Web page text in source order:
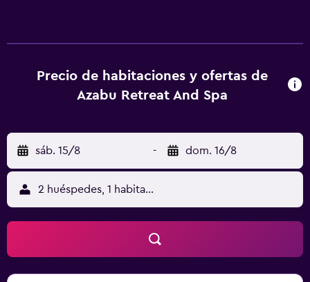
faciales. Si quieres divertirte, aquí tienes una piscina al aire
libre y una bañera de hidromasaje, entre muchas otras
chimenea y asistencia turística y para la compra de
entradas. Serivicos de negocios y otros Tendrás resguardo
de equipaje y café o té en las áreas comunes a tu
disposición. Hay un estacionamiento gratis disponible.
Ubicación del establecimiento Con una conveniente
ubicación en Skinners Shoot, Azabu Boutique
Accommodation Byron Bay se encuentra a 15 minutos en
auto de Playa The Pass y Faro de Cabo Byron. Hospédate
en este bed and breakfast de 4 estrellas y estarás a 7,3 km
Precio de habitaciones y ofertas de
Azabu Retreat And Spa
sáb. 15/8 - dom. 16/8
2 huéspedes, 1 habitación